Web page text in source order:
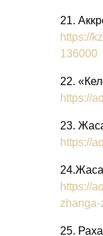
21.
https://
136000
22.
https://
23.
https://
https://
25.